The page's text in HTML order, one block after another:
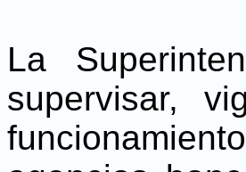
La
supervisar,